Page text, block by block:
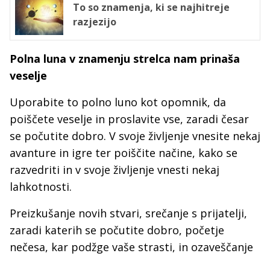
To so znamenja, ki se najhitreje
razjezijo
Polna luna v znamenju strelca nam prinaša
veselje
Uporabite to polno luno kot opomnik, da
poiščete veselje in proslavite vse, zaradi česar
se počutite dobro. V svoje življenje vnesite nekaj
avanture in igre ter poiščite načine, kako se
razvedriti in v svoje življenje vnesti nekaj
lahkotnosti.
Preizkušanje novih stvari, srečanje s prijatelji,
zaradi katerih se počutite dobro, početje
nečesa, kar podžge vaše strasti, in ozaveščanje